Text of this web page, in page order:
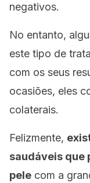
negativos.
No entanto,
este tipo de
com os seus
ocasiões, eles
colaterais.
Felizmente,
saudáveis que
pele com a